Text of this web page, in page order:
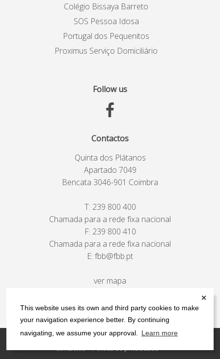
This website uses its own and third party cookies to make
your navigation experience better. By continuing
navigating, we assume your approval.
Learn more
✕
Colégio Bissaya Barreto
SOS Pessoa Idosa
Portugal dos Pequenitos
Proximus Serviço Domiciliário
Follow us
Contactos
Quinta dos Plátanos
Apartado 7049
Bencata 3046-901 Coimbra
T: 239 800 400
Chamada para a rede fixa nacional
F: 239 800 410
Chamada para a rede fixa nacional
E: fbb@fbb.pt
ver mapa
Contactos
Política de privacidade